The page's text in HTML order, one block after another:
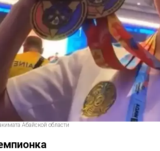
Абайской области